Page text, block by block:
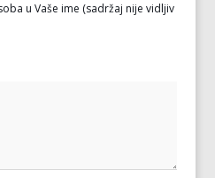
u Vaše ime (sadržaj nije vidljiv